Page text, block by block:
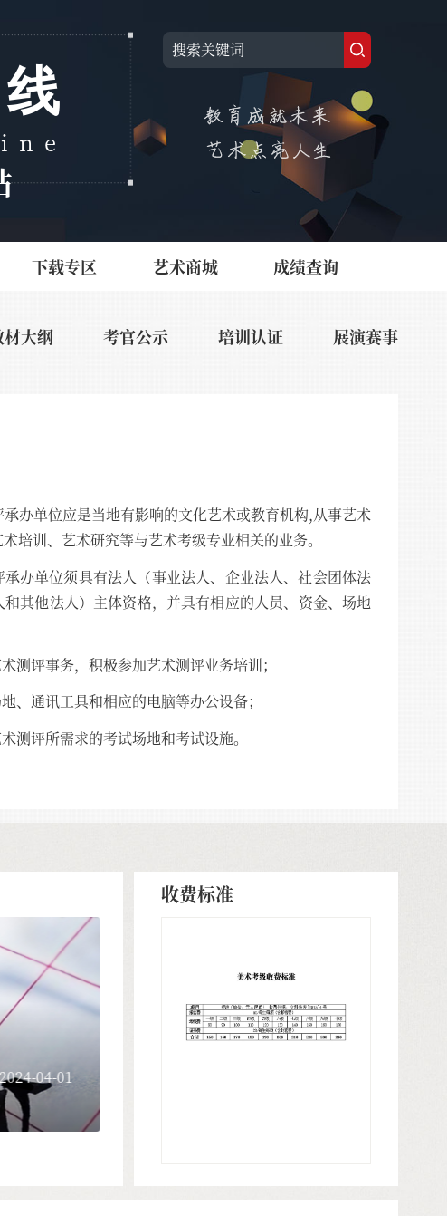
下载专区 艺术商城 成绩查询
材大纲 考官公示 培训认证 展演赛事
承办单位应是当地有影响的文化艺术或教育机构,从事艺术
培训、艺术研究等与艺术考级专业相关的业务。
承办单位须具有法人（事业法人、企业法人、社会团体法
其他法人）主体资格，并具有相应的人员、资金、场地
测评事务，积极参加艺术测评业务培训；
、通讯工具和相应的电脑等办公设备；
测评所需求的考试场地和考试设施。
2024-04-01
收费标准